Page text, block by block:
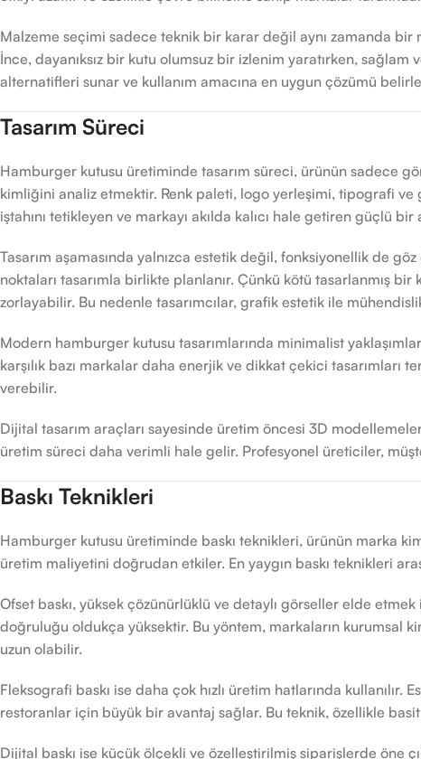
Malzeme seçimi sadece teknik bir karar değil aynı zamanda bir
İnce, dayanıksız bir kutu olumsuz bir izlenim yaratırken,
alternatifleri sunar ve kullanım amacına en uygun çözümü
Tasarım Süreci
Hamburger kutusu üretiminde tasarım süreci, ürünün sadece
kimliğini analiz etmektir. Renk paleti, logo yerleşimi, tipografi ve
iştahını tetikleyen ve markayı akılda kalıcı hale getiren güçlü bir
Tasarım aşamasında yalnızca estetik değil, fonksiyonellik de
noktaları tasarımla birlikte planlanır. Çünkü kötü tasarlanmış
zorlayabilir. Bu nedenle tasarımcılar, grafik estetik ile
Modern hamburger kutusu tasarımlarında minimalist
karşılık bazı markalar daha enerjik ve dikkat çekici
verebilir.
Dijital tasarım araçları sayesinde üretim öncesi 3D
üretim süreci daha verimli hale gelir. Profesyonel üreticiler,
Baskı Teknikleri
Hamburger kutusu üretiminde baskı teknikleri, ürünün marka
üretim maliyetini doğrudan etkiler. En yaygın baskı teknikleri
Ofset baskı, yüksek çözünürlüklü ve detaylı görseller elde
doğruluğu oldukça yüksektir. Bu yöntem, markaların kurumsal
uzun olabilir.
Fleksografi baskı ise daha çok hızlı üretim hatlarında
restoranlar için büyük bir avantaj sağlar. Bu teknik, özellikle
Dijital baskı ise küçük ölçekli ve özelleştirilmiş siparişlerde öne